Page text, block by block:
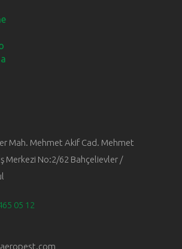
Mah. Mehmet Akif Cad. Mehmet
İş Merkezi No:2/62 Bahçelievler /
05 12